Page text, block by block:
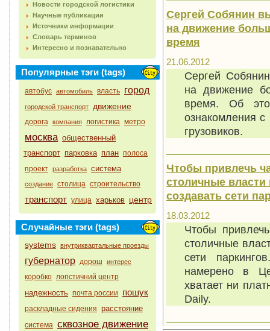
Новости городской логистики
Научные публикации
Источники информации
Словарь терминов
Интересно и познавательно
Популярные тэги (tags)
автобус автомобиль власть город
городской транспорт движение
дорога компания логистика метро
москва общественный
транспорт парковка план полоса
проект разработка система
создание столица строительство
транспорт улица харьков центр
Случайные тэги (tags)
systems внутриквартальные проезды
губернатор дорош интерес
коробко логістичний центр
надежность почта россии пошук
раскладные сидения расстояние
система сквозное движение
Сергей Собянин
на движение
время
21.06.2012
Сергей
на движение
время. Об
ознакомления с
грузовиков.
Чтобы привлечь
столичные
создавать сети
18.03.2012
Чтобы
столичные
сети
намерено в
хватает ни
Daily.